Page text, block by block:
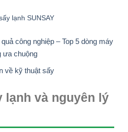
lạnh SUNSAY
công nghiệp – Top 5 dòng máy
ưa chuộng
về kỹ thuật sấy
lạnh và nguyên lý